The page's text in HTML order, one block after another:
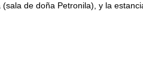
de doña Petronila), y la